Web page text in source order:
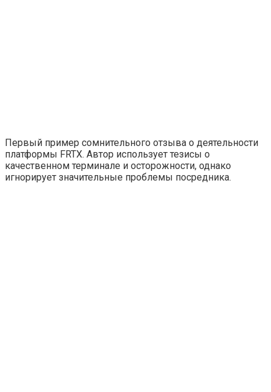
Первый пример сомнительного отзыва о деятельности
платформы FRTX. Автор использует тезисы о
качественном терминале и осторожности, однако
игнорирует значительные проблемы посредника.